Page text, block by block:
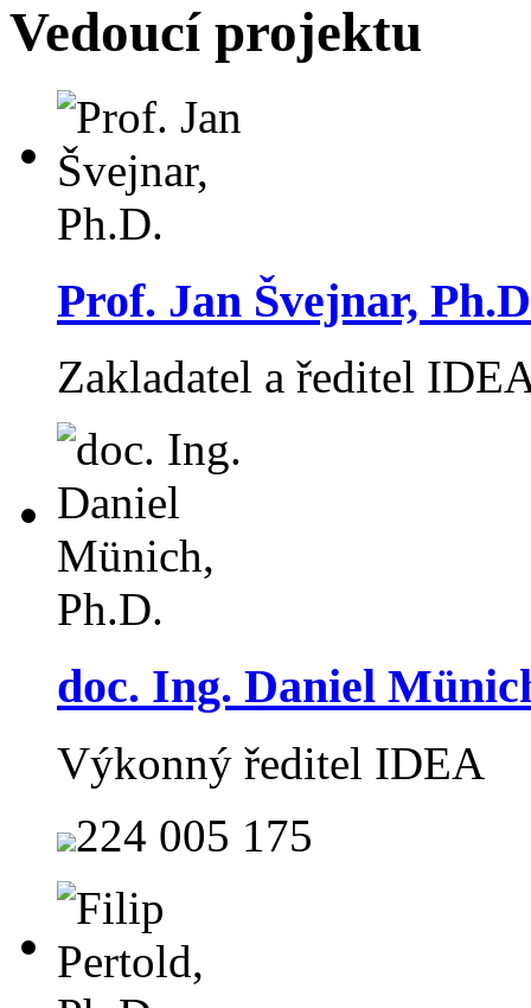
Vedoucí projektu
Prof. Jan Švejnar,
Zakladatel a ředitel
doc. Ing. Daniel
Výkonný ředitel IDEA
224 005 175